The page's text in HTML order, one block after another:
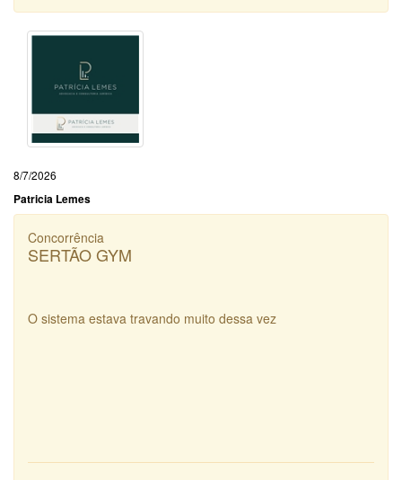
8/7/2026
Patricia Lemes
Concorrência
SERTÃO GYM
O sistema estava travando muito dessa vez